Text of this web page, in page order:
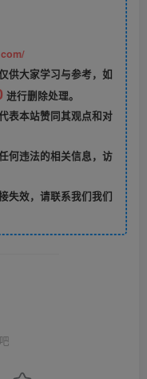
供大家学习与参考，如
进行删除处理。
表本站赞同其观点和对
何违法的相关信息，访
失效，请联系我们我们